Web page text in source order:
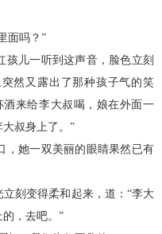
面吗？”
儿一听到这声音，脸色立刻
然又露出了那种孩子气的笑
来给李大叔喝，娘在外面一
叔身上了。”
她一双美丽的眼睛果然已有
刻变得柔和起来，道：“李大
，去吧。”